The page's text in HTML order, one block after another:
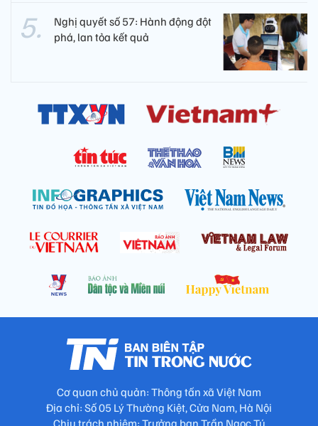
Nghị quyết số 57: Hành động đột
phá, lan tỏa kết quả
Cơ quan chủ quản: Thông tấn xã Việt Nam
Địa chỉ: Số 05 Lý Thường Kiệt, Cửa Nam, Hà Nội
Chịu trách nhiệm: Trưởng ban Trần Ngọc Tú